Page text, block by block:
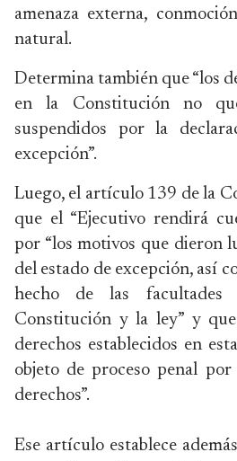
amenaza externa,
natural.
Determina también que “los
en la Constitución no
suspendidos por la
excepción”.
Luego, el artículo 139 de la
que el “Ejecutivo rendirá
por “los motivos que dieron
del estado de excepción, así
hecho de las facultades
Constitución y la ley” y
derechos establecidos en
objeto de proceso penal
derechos”.
Ese artículo establece